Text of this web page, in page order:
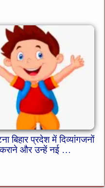
बिहार प्रदेश में दिव्यांगजनों
और उन्हें नई …